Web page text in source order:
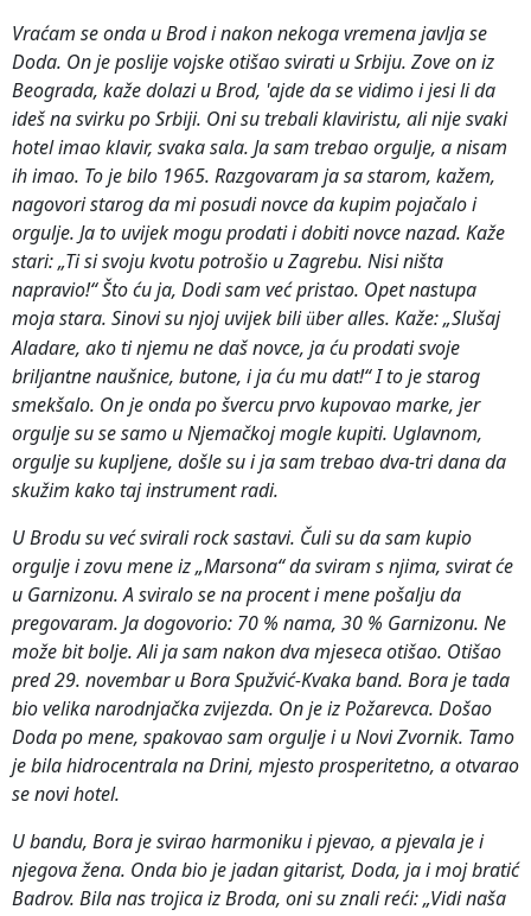
Vraćam se onda u Brod i nakon nekoga vremena javlja se
Doda. On je poslije vojske otišao svirati u Srbiju. Zove on iz
Beograda, kaže dolazi u Brod, 'ajde da se vidimo i jesi li da
ideš na svirku po Srbiji. Oni su trebali klaviristu, ali nije svaki
hotel imao klavir, svaka sala. Ja sam trebao orgulje, a nisam
ih imao. To je bilo 1965. Razgovaram ja sa starom, kažem,
nagovori starog da mi posudi novce da kupim pojačalo i
orgulje. Ja to uvijek mogu prodati i dobiti novce nazad. Kaže
stari: „Ti si svoju kvotu potrošio u Zagrebu. Nisi ništa
napravio!“ Što ću ja, Dodi sam već pristao. Opet nastupa
moja stara. Sinovi su njoj uvijek biliüber alles. Kaže: „Slušaj
Aladare, ako ti njemu ne daš novce, ja ću prodati svoje
briljantne naušnice, butone, i ja ću mu dat!“ I to je starog
smekšalo. On je onda po švercu prvo kupovao marke, jer
orgulje su se samo uNjemačkoj mogle kupiti. Uglavnom,
orgulje su kupljene, došle su i ja sam trebao dva-tri dana da
skužim kako taj instrument radi.
U Brodu su već svirali rock sastavi. Čuli su da sam kupio
orgulje i zovu mene iz „Marsona“ da sviram s njima, svirat će
u Garnizonu. A sviralo se na procent i mene pošalju da
pregovaram. Ja dogovorio: 70 % nama, 30 % Garnizonu. Ne
može bit bolje. Ali ja sam nakon dva mjeseca otišao. Otišao
pred 29. novembar u Bora Spužvić-Kvaka band. Bora je tada
bio velika narodnjačka zvijezda. On je iz Požarevca. Došao
Doda po mene, spakovao sam orgulje i u Novi Zvornik. Tamo
je bila hidrocentrala na Drini, mjesto prosperitetno, a otvarao
se novi hotel.
U bandu, Bora je svirao harmoniku i pjevao, a pjevala je i
njegova žena. Onda bio je jadan gitarist, Doda, ja i moj bratić
Badrov. Bila nas trojica iz Broda, oni su znali reći: „Vidi naša